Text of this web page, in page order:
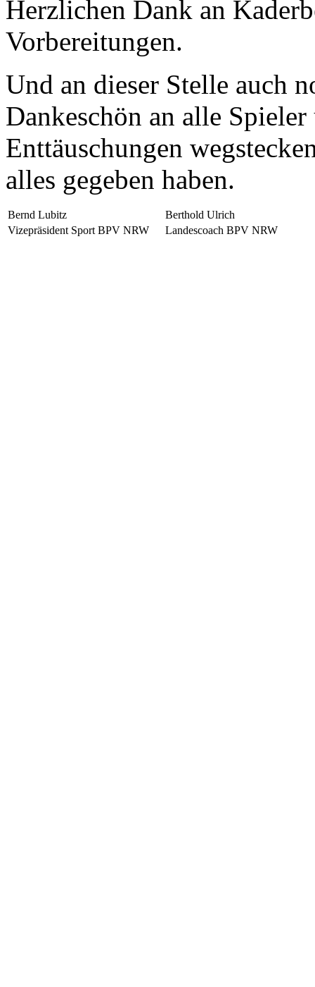
Herzlichen Dank an
Vorbereitungen.
Und an dieser Stelle auch
Dankeschön an alle
Enttäuschungen
alles gegeben haben.
Bernd Lubitz
Berthold Ulrich
Vizepräsident Sport BPV NRW
Landescoach BPV NRW